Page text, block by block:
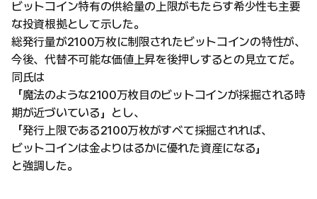
ビットコイン特有の供給量の上限がもたらす希少性も主要
な投資根拠として示した。
総発行量が2100万枚に制限されたビットコインの特性が、
今後、代替不可能な価値上昇を後押しするとの見立てだ。
同氏は
「魔法のような2100万枚目のビットコインが採掘される時
期が近づいている」とし、
「発行上限である2100万枚がすべて採掘されれば、
ビットコインは金よりはるかに優れた資産になる」
と強調した。